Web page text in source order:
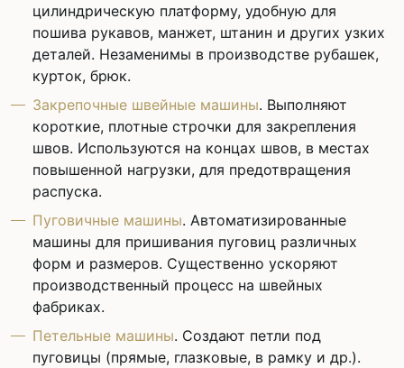
цилиндрическую платформу, удобную для
пошива рукавов, манжет, штанин и других узких
деталей. Незаменимы в производстве рубашек,
курток, брюк.
Закрепочные швейные машины. Выполняют
короткие, плотные строчки для закрепления
швов. Используются на концах швов, в местах
повышенной нагрузки, для предотвращения
распуска.
Пуговичные машины. Автоматизированные
машины для пришивания пуговиц различных
форм и размеров. Существенно ускоряют
производственный процесс на швейных
фабриках.
Петельные машины. Создают петли под
пуговицы (прямые, глазковые, в рамку и др.).